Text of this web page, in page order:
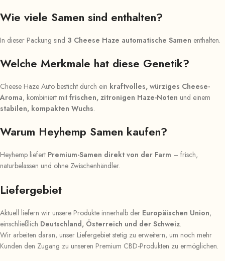
Wie viele Samen sind enthalten?
In dieser Packung sind 3 Cheese Haze automatische Samen enthalten.
Welche Merkmale hat diese Genetik?
Cheese Haze Auto besticht durch ein kraftvolles, würziges Cheese-
Aroma, kombiniert mit frischen, zitronigen Haze-Noten und einem
stabilen, kompakten Wuchs.
Warum Heyhemp Samen kaufen?
Heyhemp liefert Premium-Samen direkt von der Farm – frisch,
naturbelassen und ohne Zwischenhändler.
Liefergebiet
Aktuell liefern wir unsere Produkte innerhalb der Europäischen Union,
einschließlich Deutschland, Österreich und der Schweiz.
Wir arbeiten daran, unser Liefergebiet stetig zu erweitern, um noch mehr
Kunden den Zugang zu unseren Premium CBD-Produkten zu ermöglichen.